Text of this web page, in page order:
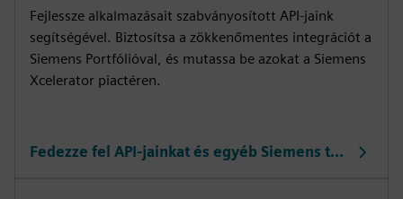
Fejlessze alkalmazásait szabványosított API-jaink
segítségével. Biztosítsa a zökkenőmentes integrációt a
Siemens Portfólióval, és mutassa be azokat a Siemens
Xcelerator piactéren.
Fedezze fel API-jainkat és egyéb Siemens termékeinket